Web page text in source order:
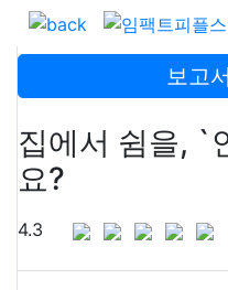
보고
집에서 쉼을, `
요?
4.3